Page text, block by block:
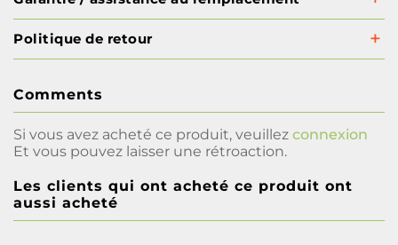
Politique de retour
Comments
Si vous avez acheté ce produit, veuillez connexion
Et vous pouvez laisser une rétroaction.
Les clients qui ont acheté ce produit ont
aussi acheté